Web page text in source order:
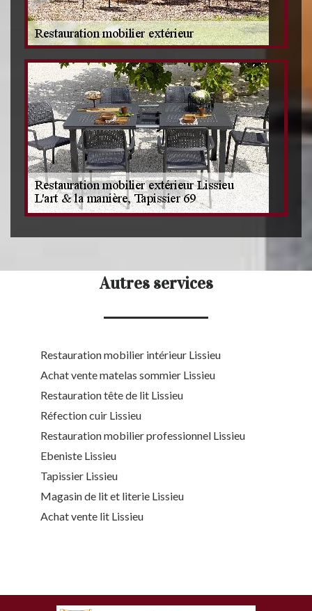
Autres services
Restauration mobilier intérieur Lissieu
Achat vente matelas sommier Lissieu
Restauration tête de lit Lissieu
Réfection cuir Lissieu
Restauration mobilier professionnel Lissieu
Ebeniste Lissieu
Tapissier Lissieu
Magasin de lit et literie Lissieu
Achat vente lit Lissieu